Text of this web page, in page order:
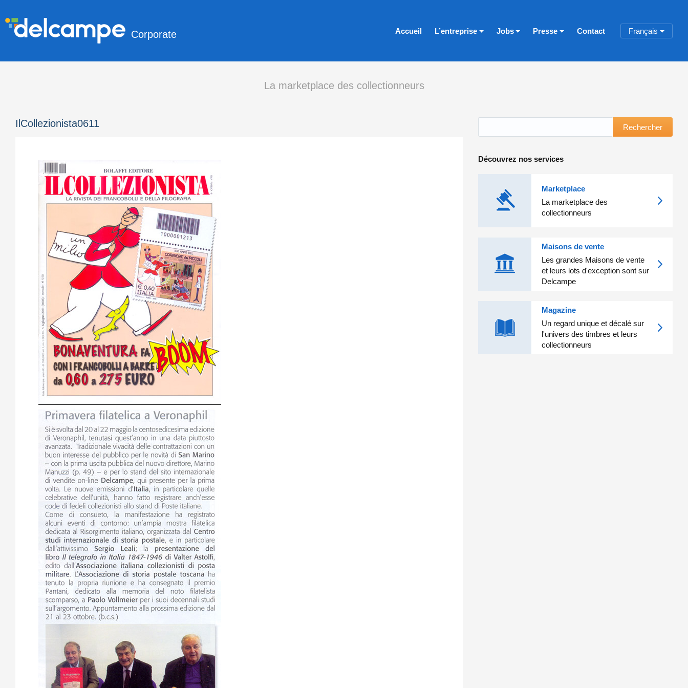
Corporate Accueil L’entreprise Jobs Presse Contact Français
La marketplace des collectionneurs
IlCollezionista0611 Rechercher
Découvrez nos services
Marketplace
La marketplace des
collectionneurs
Maisons de vente
Les grandes Maisons de vente
et leurs lots d'exception sont sur
Delcampe
Magazine
Un regard unique et décalé sur
l'univers des timbres et leurs
collectionneurs